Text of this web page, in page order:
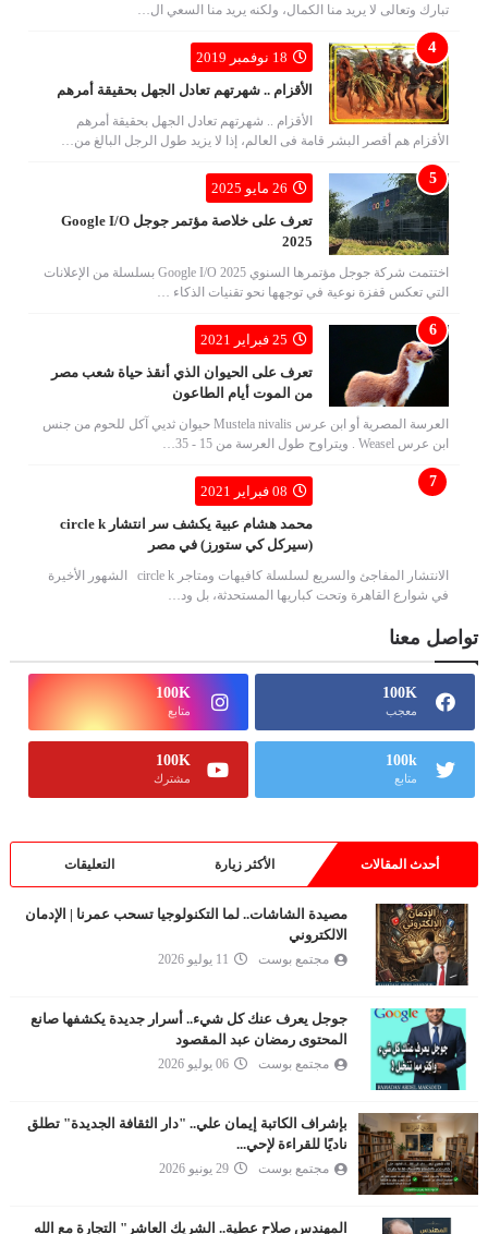
تبارك وتعالى لا يريد منا الكمال، ولكنه يريد منا السعي ال…
18 نوفمبر 2019
الأقزام .. شهرتهم تعادل الجهل بحقيقة أمرهم
الأقزام .. شهرتهم تعادل الجهل بحقيقة أمرهم
الأقزام هم أقصر البشر قامة فى العالم، إذا لا يزيد طول الرجل البالغ من…
26 مايو 2025
تعرف على خلاصة مؤتمر جوجل Google I/O
2025
اختتمت شركة جوجل مؤتمرها السنوي Google I/O 2025 بسلسلة من الإعلانات
التي تعكس قفزة نوعية في توجهها نحو تقنيات الذكاء …
25 فبراير 2021
تعرف على الحيوان الذي أنقذ حياة شعب مصر
من الموت أيام الطاعون
العرسة المصرية أو ابن عرس Mustela nivalis حيوان ثديي آكل للحوم من جنس
ابن عرس Weasel . ويتراوح طول العرسة من 15 - 35…
08 فبراير 2021
محمد هشام عبية يكشف سر انتشار circle k
(سيركل كي ستورز) في مصر
الانتشار المفاجئ والسريع لسلسلة كافيهات ومتاجر circle k الشهور الأخيرة
في شوارع القاهرة وتحت كباريها المستحدثة، بل ود…
تواصل معنا
100K
معجب
100K
متابع
100k
متابع
100K
مشترك
أحدث المقالات الأكثر زيارة التعليقات
مصيدة الشاشات.. لما التكنولوجيا تسحب عمرنا | الإدمان
الالكتروني
مجتمع بوست 11 يوليو 2026
جوجل يعرف عنك كل شيء.. أسرار جديدة يكشفها صانع
المحتوى رمضان عبد المقصود
مجتمع بوست 06 يوليو 2026
بإشراف الكاتبة إيمان علي.. "دار الثقافة الجديدة" تطلق
ناديًا للقراءة لإحي...
مجتمع بوست 29 يونيو 2026
المهندس صلاح عطية.. الشريك العاشر" التجارة مع الله